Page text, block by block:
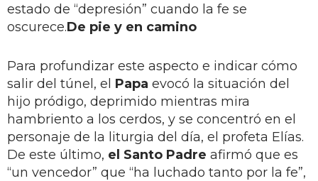
estado de “depresión” cuando la fe se
oscurece.De pie y en camino
Para profundizar este aspecto e indicar cómo
salir del túnel, el Papa evocó la situación del
hijo pródigo, deprimido mientras mira
hambriento a los cerdos, y se concentró en el
personaje de la liturgia del día, el profeta Elías.
De este último, el Santo Padre afirmó que es
“un vencedor” que “ha luchado tanto por la fe”,